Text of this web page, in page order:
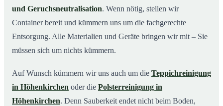
und Geruchsneutralisation. Wenn nötig, stellen wir
Container bereit und kümmern uns um die fachgerechte
Entsorgung. Alle Materialien und Geräte bringen wir mit – Sie
müssen sich um nichts kümmern.
Auf Wunsch kümmern wir uns auch um die Teppichreinigung
in Höhenkirchen oder die Polsterreinigung in
Höhenkirchen. Denn Sauberkeit endet nicht beim Boden,